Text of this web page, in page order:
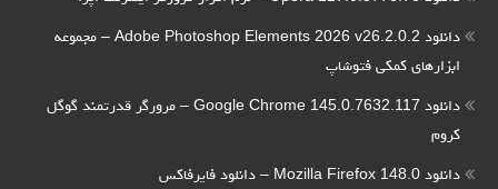
دانلود Adobe Photoshop Elements 2026 v26.2.0.2 – مجموعه
کمکی فتوشاپ
دانلود Google Chrome 145.0.7632.117 – مرورگر قدرتمند گوگل